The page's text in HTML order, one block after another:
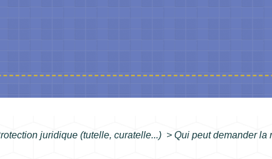
juridique (tutelle, curatelle...) > Qui peut demander la